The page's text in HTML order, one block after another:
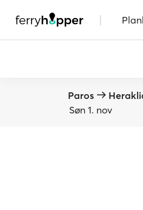
|
Paros
Søn 1. nov